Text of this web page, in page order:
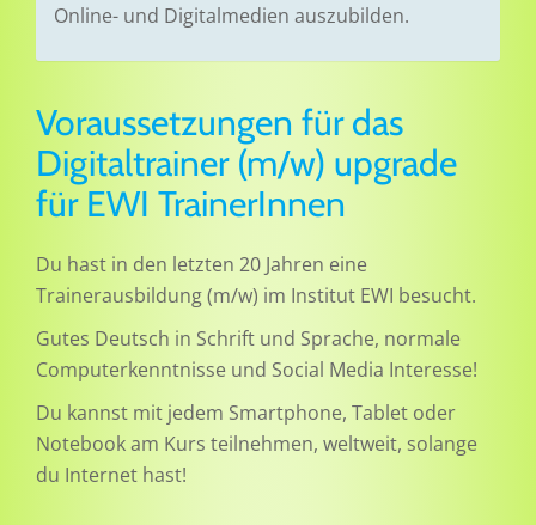
Online- und Digitalmedien auszubilden.
Voraussetzungen für das
Digitaltrainer (m/w) upgrade
für EWI TrainerInnen
Du hast in den letzten 20 Jahren eine
Trainerausbildung (m/w) im Institut EWI besucht.
Gutes Deutsch in Schrift und Sprache, normale
Computerkenntnisse und Social Media Interesse!
Du kannst mit jedem Smartphone, Tablet oder
Notebook am Kurs teilnehmen, weltweit, solange
du Internet hast!